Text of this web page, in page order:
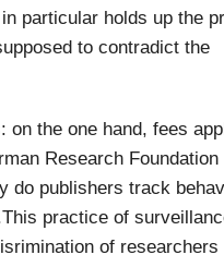
particular holds up the
to contradict the
on the one hand, fees
Research
do publishers track
practice of
of